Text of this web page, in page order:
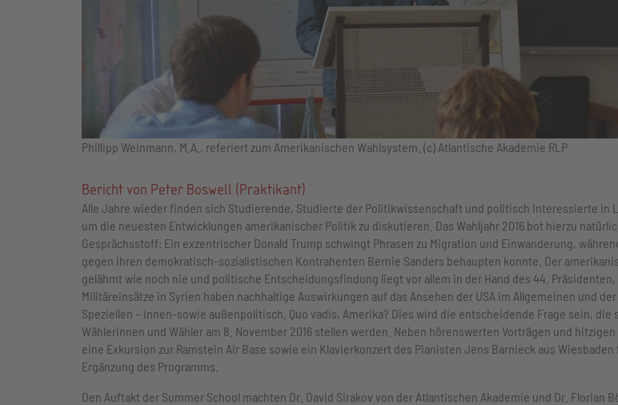
Phillipp Weinmann, M.A., referiert zum Amerikanischen Wahlsystem. (c) Atlantische Akademie RLP
Bericht von Peter Boswell (Praktikant)
Alle Jahre wieder finden sich Studierende, Studierte der Politikwissenschaft und politisch Interessierte in
um die neuesten Entwicklungen amerikanischer Politik zu diskutieren. Das Wahljahr 2016 bot hierzu
Gesprächsstoff: Ein exzentrischer Donald Trump schwingt Phrasen zu Migration und Einwanderung,
gegen ihren demokratisch-sozialistischen Kontrahenten Bernie Sanders behaupten konnte. Der
gelähmt wie noch nie und politische Entscheidungsfindung liegt vor allem in der Hand des 44. Präsidenten,
Militäreinsätze in Syrien haben nachhaltige Auswirkungen auf das Ansehen der USA im Allgemeinen und
Speziellen – innen-sowie außenpolitisch. Quo vadis, Amerika? Dies wird die entscheidende Frage sein, die
Wählerinnen und Wähler am 8. November 2016 stellen werden. Neben hörenswerten Vorträgen und
eine Exkursion zur Ramstein Air Base sowie ein Klavierkonzert des Pianisten Jens Barnieck aus
Ergänzung des Programms.
Den Auftakt der Summer School machten Dr. David Sirakov von der Atlantischen Akademie und Dr. Florian